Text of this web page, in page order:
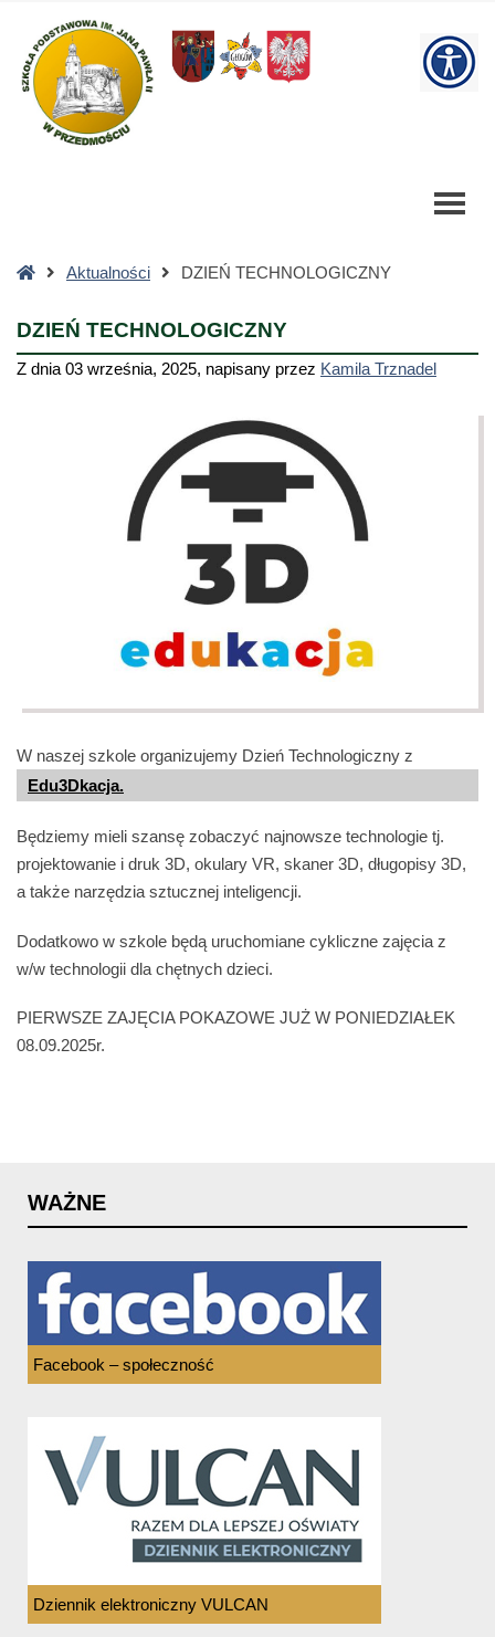
TECHNOLOGICZNY
Szkoła
Podstawowa
StronaAktualności DZIEŃ TECHNOLOGICZNY
DZIEŃ TECHNOLOGICZNY
Z dnia 03 września, 2025, napisany przez Kamila Trznadel
W naszej szkole organizujemy Dzień Technologiczny z
Edu3Dkacja.
Będziemy mieli szansę zobaczyć najnowsze technologie tj.
projektowanie i druk 3D, okulary VR, skaner 3D, długopisy 3D,
a także narzędzia sztucznej inteligencji.
Dodatkowo w szkole będą uruchomiane cykliczne zajęcia z
w/w technologii dla chętnych dzieci.
PIERWSZE ZAJĘCIA POKAZOWE JUŻ W PONIEDZIAŁEK
08.09.2025r.
WAŻNE
Facebook – społeczność
Dziennik elektroniczny VULCAN